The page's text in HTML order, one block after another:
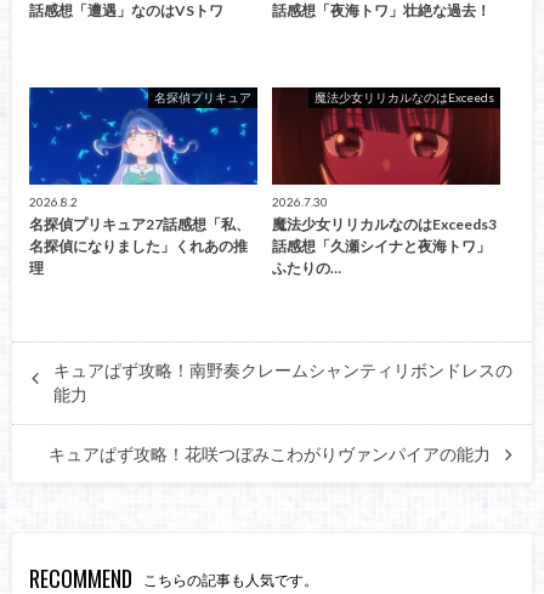
話感想「遭遇」なのはVSトワ
話感想「夜海トワ」壮絶な過去！
名探偵プリキュア
2026.8.2
名探偵プリキュア27話感想「私、
名探偵になりました」くれあの推
理
魔法少女リリカルなのはExceeds
2026.7.30
魔法少女リリカルなのはExceeds3
話感想「久瀬シイナと夜海トワ」
ふたりの…
キュアぱず攻略！南野奏クレームシャンティリボンドレスの
能力
キュアぱず攻略！花咲つぼみこわがりヴァンパイアの能力
RECOMMEND こちらの記事も人気です。